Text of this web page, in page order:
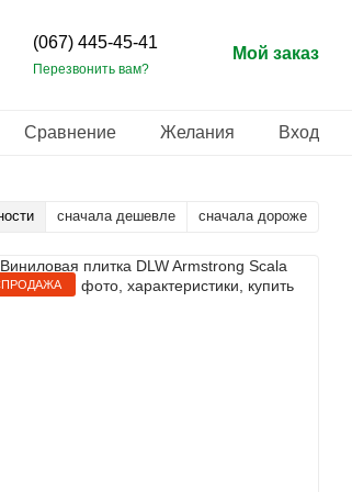
(067) 445-45-41
Перезвонить вам?
Мой заказ
Сравнение Желания Вход
сначала дешевле сначала дороже